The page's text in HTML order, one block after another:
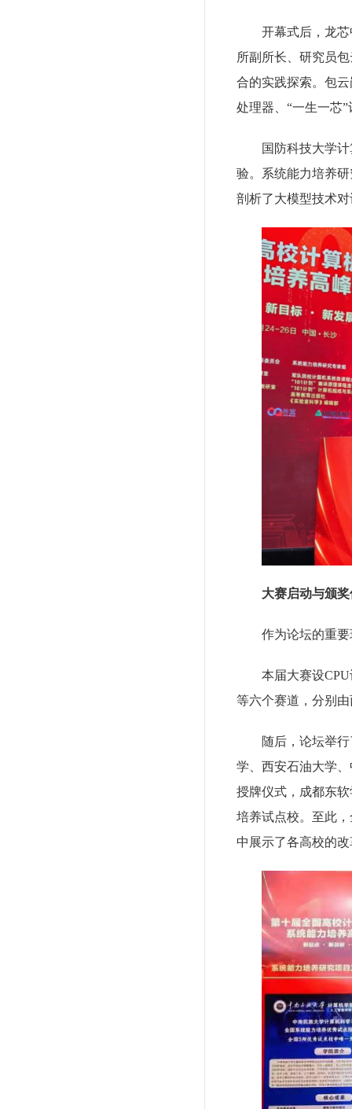
开幕式后，龙
所副所长、研究员
合的实践探索。包
处理器、“一生一芯
国防科技大学
验。系统能力培养
剖析了大模型技术
大赛启动与颁
作为论坛的重
本届大赛设
等六个赛道，分别
随后，论坛举
学、西安石油大学
授牌仪式，成都东
培养试点校。至此
中展示了各高校的